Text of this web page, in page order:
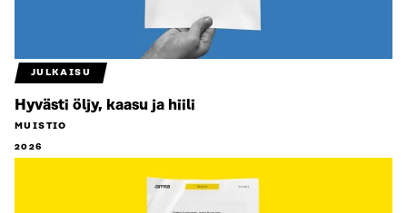
JULKAISU
Hyvästi öljy, kaasu ja hiili
MUISTIO
2026